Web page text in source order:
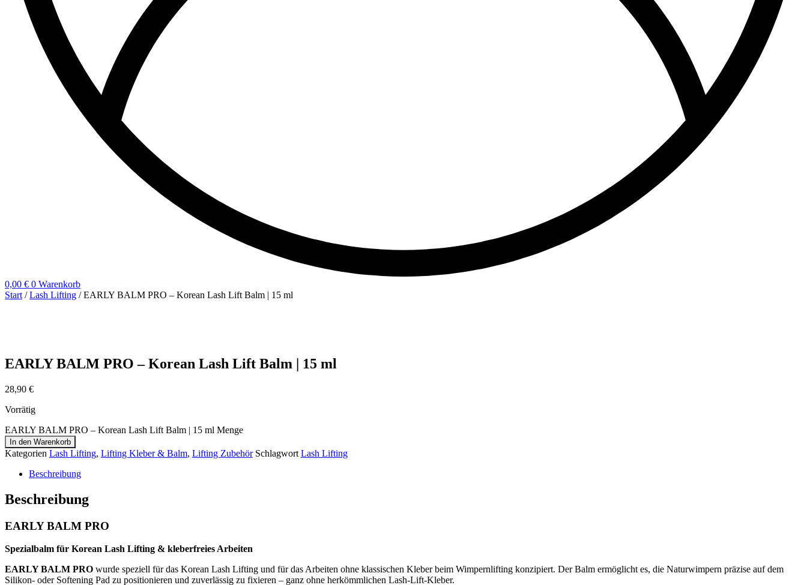
0,00 € 0 Warenkorb
Start /Lash Lifting / EARLY BALM PRO – Korean Lash Lift Balm | 15 ml
EARLY BALM PRO – Korean Lash Lift Balm | 15 ml
28,90 €
Vorrätig
EARLY BALM PRO – Korean Lash Lift Balm | 15 ml Menge
In den Warenkorb
Kategorien Lash Lifting, Lifting Kleber & Balm, Lifting Zubehör Schlagwort Lash Lifting
Beschreibung
Beschreibung
EARLY BALM PRO
Spezialbalm für Korean Lash Lifting & kleberfreies Arbeiten
EARLY BALM PRO wurde speziell für das Korean Lash Lifting und für das Arbeiten ohne klassischen Kleber beim Wimpernlifting konzipiert. Der Balm ermöglicht es, die Naturwimpern präzise auf dem
Silikon- oder Softening Pad zu positionieren und zuverlässig zu fixieren – ganz ohne herkömmlichen Lash-Lift-Kleber.